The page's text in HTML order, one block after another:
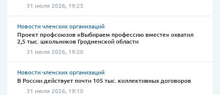
31 июля 2026, 19:25
Новости членских организаций
Проект профсоюзов «Выбираем профессию вместе» охватил
2,5 тыс. школьников Гродненской области
31 июля 2026, 19:20
Новости членских организаций
В России действует почти 105 тыс. коллективных договоров
31 июля 2026, 19:10